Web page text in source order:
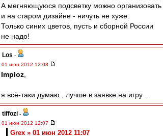
А мегняющуюся подсветку можно организовать
и на старом дизайне - ничуть не хуже.
Только синих цветов, пусть и сборной России
не надо!
Los -
01 июн 2012 12:08
Imploz
я всё-таки думаю , лучше в заявке на игру ...
tiffozi -
01 июн 2012 12:07
Grex » 01 июн 2012 11:07